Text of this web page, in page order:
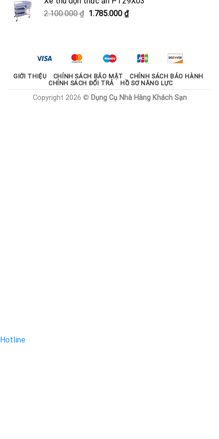
2.000.000 ₫.là:
1.800.000 ₫.
2.100.000₫ Giá
1.785.000 ₫Giá
1.785.000 ₫.
GIỚI THIỆU CHÍNH SÁCH BẢO MẬT
CHÍNH SÁCH BẢO HÀNH
CHÍNH SÁCH ĐỔI TRẢ
HỒ SƠ NĂNG LỰC
Copyright 2026 © Dụng Cụ Nhà Hàng Khách Sạn
Hotline